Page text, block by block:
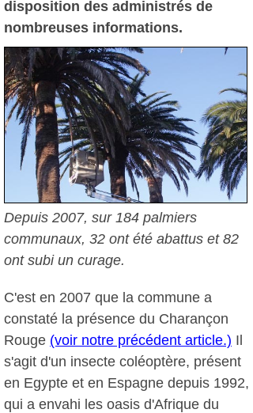
disposition des administrés de
nombreuses informations.
Depuis 2007, sur 184 palmiers
communaux, 32 ont été abattus et 82
ont subi un curage.
C'est en 2007 que la commune a
constaté la présence du Charançon
Rouge (voir notre précédent article.) Il
s'agit d'un insecte coléoptère, présent
en Egypte et en Espagne depuis 1992,
qui a envahi les oasis d'Afrique du